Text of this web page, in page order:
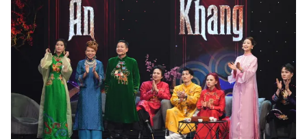
thuận bằng văn bản. Ghi rõ nguồn VTV.vn khi phát hành lại
thông tin từ website này.